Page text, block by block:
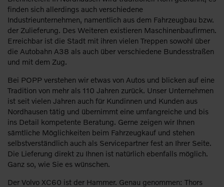
finden sich allerdings auch verschiedene
Industrieunternehmen, namentlich aus dem Fahrzeugbau bzw.
der Zulieferung. Des Weiteren existieren Maschinenbaufirmen.
Erreichbar ist die Stadt mit ihren vielen Treppen sowohl über
die Autobahn A38 als auch über verschiedene Bundesstraßen
und mit dem Zug.
Bei POPP verstehen wir etwas von Autos und blicken auf eine
Tradition von mehr als 110 Jahren zurück. Unser Unternehmen
ist seit vielen Jahren auch für Kundinnen und Kunden aus
Nordhausen tätig und übernimmt eine umfangreiche und bis
ins Detail kompetente Beratung. Gerne zeigen wir Ihnen
sämtliche Möglichkeiten beim Fahrzeugkauf und stehen
selbstverständlich auch als Servicepartner fest an Ihrer Seite.
Die Lieferung direkt zu Ihnen ist natürlich ebenfalls möglich.
Ganz so, wie Sie es wünschen.
Der Volvo XC60 ist der Hammer. Genau genommen: Thors